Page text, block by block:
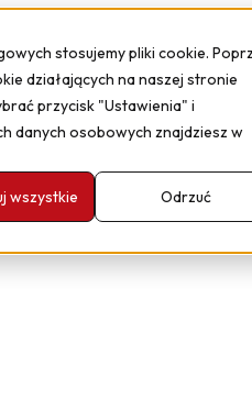
stosujemy pliki cookie.
działających na naszej stronie
przycisk "Ustawienia" i
danych osobowych znajdziesz w
wszystkie Odrzuć